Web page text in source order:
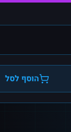
הוסף לסל